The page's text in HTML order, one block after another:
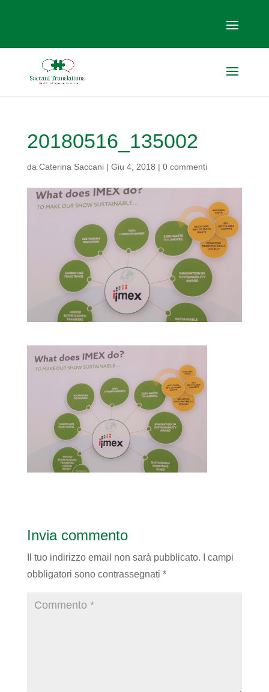
20180516_135002
da Caterina Saccani| Giu 4, 2018 | 0 commenti
Invia commento
Il tuo indirizzo email non sarà pubblicato.
I campi
obbligatori sono contrassegnati *